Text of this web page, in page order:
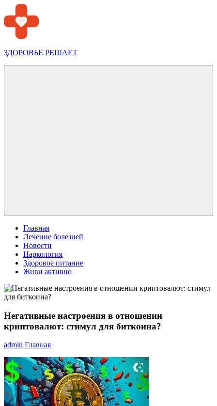
Перейти
к
содержимому
ЗДОРОВЬЕ РЕШАЕТ
Главная
Лечение болезней
Новости
Наркология
Здоровое питание
Живи активно
Негативные настроения в отношении
криптовалют: стимул для биткоина?
admin Главная